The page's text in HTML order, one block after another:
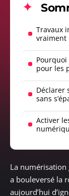
Travaux
vraiment
pour les
Déclarer
sans
Activer
La
a bouleversé la
aujourd’hui